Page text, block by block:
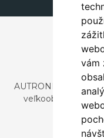
vám
AUTRONIC, s.r.o. je
veľkoobchodným